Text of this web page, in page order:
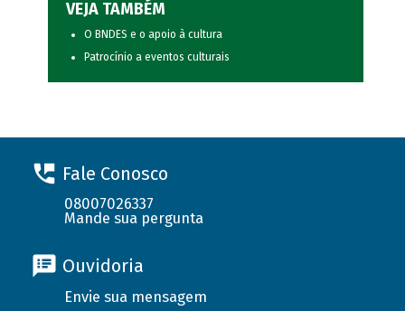
VEJA TAMBÉM
O BNDES e o apoio à cultura
Patrocínio a eventos culturais
Fale Conosco
08007026337
Mande sua pergunta
Ouvidoria
Envie sua mensagem